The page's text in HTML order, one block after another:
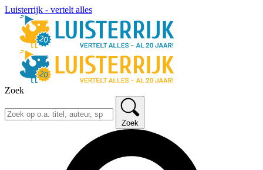
Luisterrijk - vertelt alles
Zoek
Zoek